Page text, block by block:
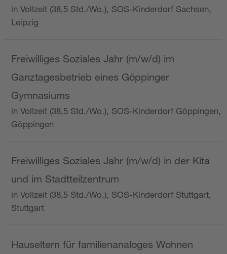
in Vollzeit (38,5 Std./Wo.), SOS-Kinderdorf Sachsen,
Leipzig
Freiwilliges Soziales Jahr (m/w/d) im
Ganztagesbetrieb eines Göppinger
Gymnasiums
in Vollzeit (38,5 Std./Wo.), SOS-Kinderdorf Göppingen,
Göppingen
Freiwilliges Soziales Jahr (m/w/d) in der Kita
und im Stadtteilzentrum
in Vollzeit (38,5 Std./Wo.), SOS-Kinderdorf Stuttgart,
Stuttgart
Hauseltern für familienanaloges Wohnen